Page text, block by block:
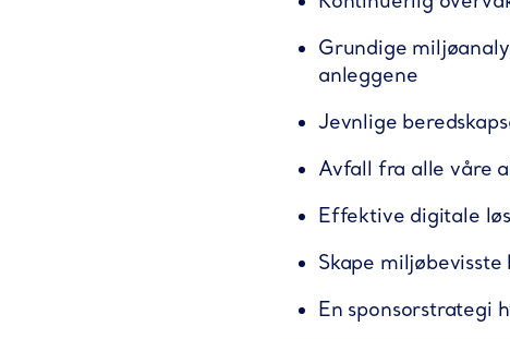
Grundige
anleggene
Jevnlige
Avfall fra alle våre
Effektive digitale
Skape
En sponsorstrategi